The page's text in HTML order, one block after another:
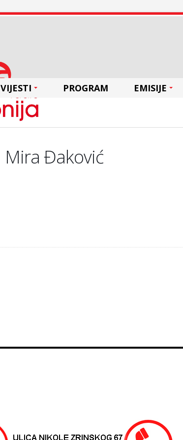
VIJESTI PROGRAM EMISIJE
Mira Đaković